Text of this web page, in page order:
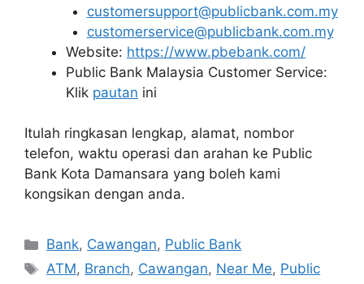
customersupport@publicbank.com.my
customerservice@publicbank.com.my
Website: https://www.pbebank.com/
Public Bank Malaysia Customer Service:
Klik pautan ini
Itulah ringkasan lengkap, alamat, nombor
telefon, waktu operasi dan arahan ke Public
Bank Kota Damansara yang boleh kami
kongsikan dengan anda.
Categories
Bank, Cawangan, Public Bank
Tags
ATM, Branch, Cawangan, Near Me, Public